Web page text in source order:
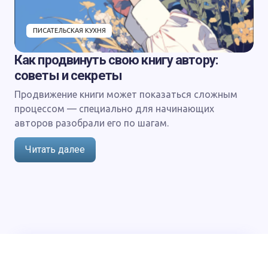
ПИСАТЕЛЬСКАЯ КУХНЯ
Как продвинуть свою книгу автору:
советы и секреты
Продвижение книги может показаться сложным
процессом — специально для начинающих
авторов разобрали его по шагам.
Читать далее